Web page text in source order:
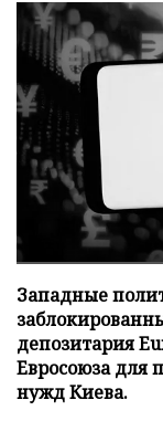
Западные
депозитария
Евросоюза для
нужд Киева.